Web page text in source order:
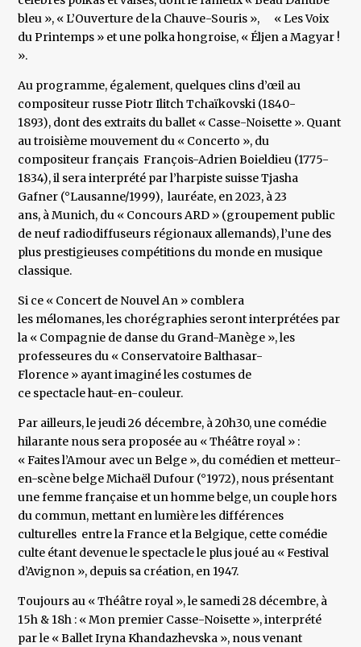
bleu », « L’Ouverture de la Chauve-Souris », « Les Voix
du Printemps » et une polka hongroise, « Éljen a Magyar !
».
Au programme, également, quelques clins d’œil au
compositeur russe Piotr Ilitch Tchaïkovski (1840-
1893), dont des extraits du ballet « Casse-Noisette ». Quant
au troisième mouvement du « Concerto », du
compositeur français François-Adrien Boieldieu (1775-
1834), il sera interprété par l’harpiste suisse Tjasha
Gafner (°Lausanne/1999), lauréate, en 2023, à 23
ans, à Munich, du « Concours ARD » (groupement public
de neuf radiodiffuseurs régionaux allemands), l’une des
plus prestigieuses compétitions du monde en musique
classique.
Si ce « Concert de Nouvel An » comblera
les mélomanes, les chorégraphies seront interprétées par
la « Compagnie de danse du Grand-Manège », les
professeures du « Conservatoire Balthasar-
Florence » ayant imaginé les costumes de
ce spectacle haut-en-couleur.
Par ailleurs, le jeudi 26 décembre, à 20h30, une comédie
hilarante nous sera proposée au « Théâtre royal » :
« Faites l’Amour avec un Belge », du comédien et metteur-
en-scène belge Michaël Dufour (°1972), nous présentant
une femme française et un homme belge, un couple hors
du commun, mettant en lumière les différences
culturelles entre la France et la Belgique, cette comédie
culte étant devenue le spectacle le plus joué au « Festival
d’Avignon », depuis sa création, en 1947.
Toujours au « Théâtre royal », le samedi 28 décembre, à
15h & 18h : « Mon premier Casse-Noisette », interprété
par le « Ballet Iryna Khandazhevska », nous venant